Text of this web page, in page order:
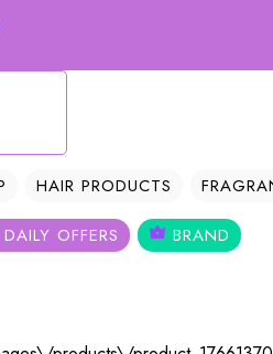
HAIR PRODUCTS
DAILY OFFERS BRAND